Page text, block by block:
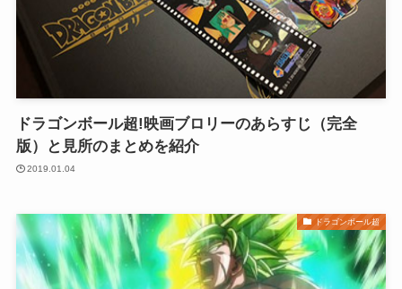
ドラゴンボール超!映画ブロリーのあらすじ（完全
版）と見所のまとめを紹介
2019.01.04
ドラゴンボール超